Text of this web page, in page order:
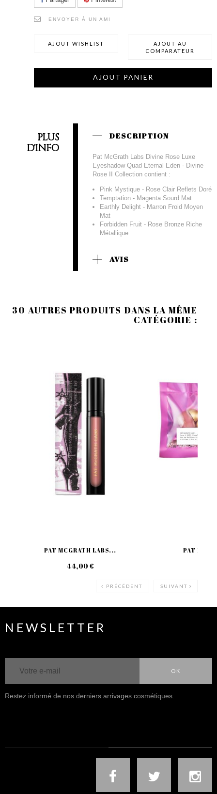
ENVOYER À UN AMI
AJOUT WISHLIST
AJOUT AU
COMPARATEUR
AJOUT PANIER
PLUS
D'INFO
DESCRIPTION
Pat McGrath Labs Divine Rose Luxe
Eyeshadow Quad Eternal Eden - Divine
Rose II Collection contient :
Pink Mystique - Rose Clair Reflets Doré
Temptation - Magenta Sourd Mat
Earthly Delight - Marron Froid Moyen
Mat
Forbidden Fruit - Rose Bronze Riche
Métallique
AVIS
30 AUTRES PRODUITS DANS LA MÊME
CATÉGORIE :
PAT MCGRATH LABS...
44,00 €
PAT MC
PRÉCÉDENT SUIVANT
NEWSLETTER
OK
Restez informé de nos derniers arrivages cosmétiques.